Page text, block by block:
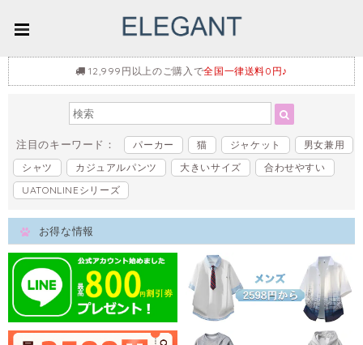
12,999円以上のご購入で全国一律送料0円♪
注目のキーワード： パーカー 猫 ジャケット
男女兼用
シャツ
カジュアルパンツ 大きいサイズ
合わせやすい
UATONLINEシリーズ
お得な情報